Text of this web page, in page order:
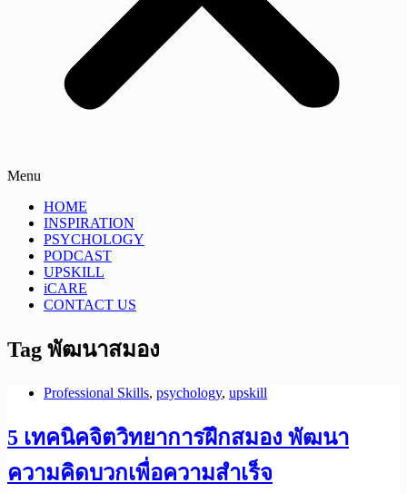
Menu
HOME
INSPIRATION
PSYCHOLOGY
PODCAST
UPSKILL
iCARE
CONTACT US
Tag พัฒนาสมอง
Professional Skills, psychology, upskill
5 เทคนิคจิตวิทยาการฝึกสมอง พัฒนา
ความคิดบวกเพื่อความสำเร็จ